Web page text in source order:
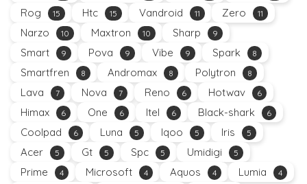
Rog 15 Htc 15 Vandroid 11 Zero 11
Narzo 10 Maxtron 10 Sharp 9
Smart 9 Pova 9 Vibe 9 Spark 8
Smartfren 8 Andromax 8 Polytron 8
Lava 7 Nova 7 Reno 6 Hotwav 6
Himax 6 One 6 Itel 6 Black-shark 6
Coolpad 6 Luna 5 Iqoo 5 Iris 5
Acer 5 Gt 5 Spc 5 Umidigi 5
Prime 4 Microsoft 4 Aquos 4 Lumia 4